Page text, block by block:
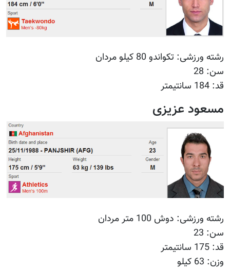
رشته ورزشی: تکواندو 80 کیلو مردان
سن: 28
قد: 184 سانتیمتر
مسعود عزیزی
رشته ورزشی: دوش 100 متر مردان
سن: 23
قد: 175 سانتیمتر
وزن: 63 کیلو